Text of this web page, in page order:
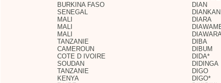
BURKINA FASO
DIAN
SENEGAL
MALI
DIARA
MALI
MALI
TANZANIE
DIBA
CAMEROUN
DIBUM
COTE D IVOIRE
DIDA*
SOUDAN
DIDINGA
TANZANIE
DIGO
KENYA
DIGO*